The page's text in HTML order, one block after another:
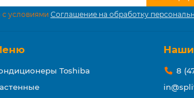
с условиями Соглашение на обработку
Toshiba
Наши
8